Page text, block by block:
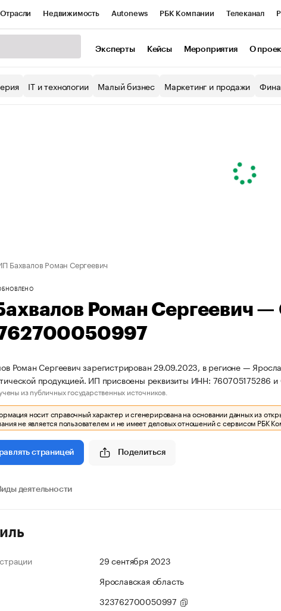
Отрасли Недвижимость Autonews РБК Компании Телеканал
Экономика Бизнес
Эксперты Кейсы Мероприятия О
IT и технологии Малый бизнес Маркетинг и продажи
Бахвалов Роман Сергеевич
Роман Сергеевич
Роман Сергеевич зарегистрирован 29.09.2023, в регионе —
продукцией. ИП присвоены реквизиты ИНН:
из публичных государственных источников.
носит справочный характер и сгенерирована на основании данных из
не является пользователем и не имеет деловых отношений с сервисом РБК
страницей Поделиться
деятельности
29 сентября 2023
Ярославская область
323762700050997